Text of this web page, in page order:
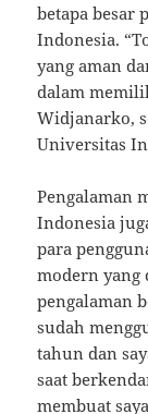
betapa besar
Indonesia.
yang aman
dalam
Widjanarko,
Universitas
Pengalaman
Indonesia
para
modern
pengalaman
sudah
tahun dan
saat
membuat